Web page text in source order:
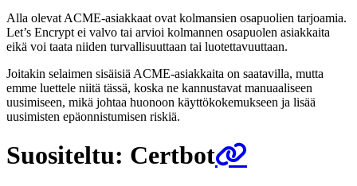
Alla olevat ACME-asiakkaat ovat kolmansien osapuolien tarjoamia.
Let’s Encrypt ei valvo tai arvioi kolmannen osapuolen asiakkaita
eikä voi taata niiden turvallisuuttaan tai luotettavuuttaan.
Joitakin selaimen sisäisiä ACME-asiakkaita on saatavilla, mutta
emme luettele niitä tässä, koska ne kannustavat manuaaliseen
uusimiseen, mikä johtaa huonoon käyttökokemukseen ja lisää
uusimisten epäonnistumisen riskiä.
Suositeltu: Certbot